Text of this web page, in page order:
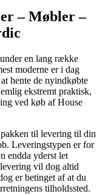
– Møbler –
en lang række
moderne er i dag
hente de nyindkøbte
ekstremt praktisk,
ved køb af House
til levering til din
Leveringstypen er for
endda yderst let
vil dog altid
er betinget af at du
tilholdssted.